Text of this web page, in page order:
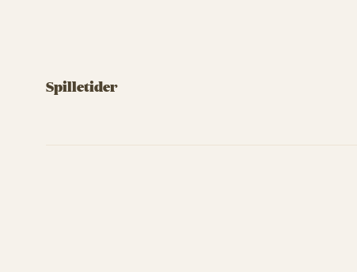
Spilletider